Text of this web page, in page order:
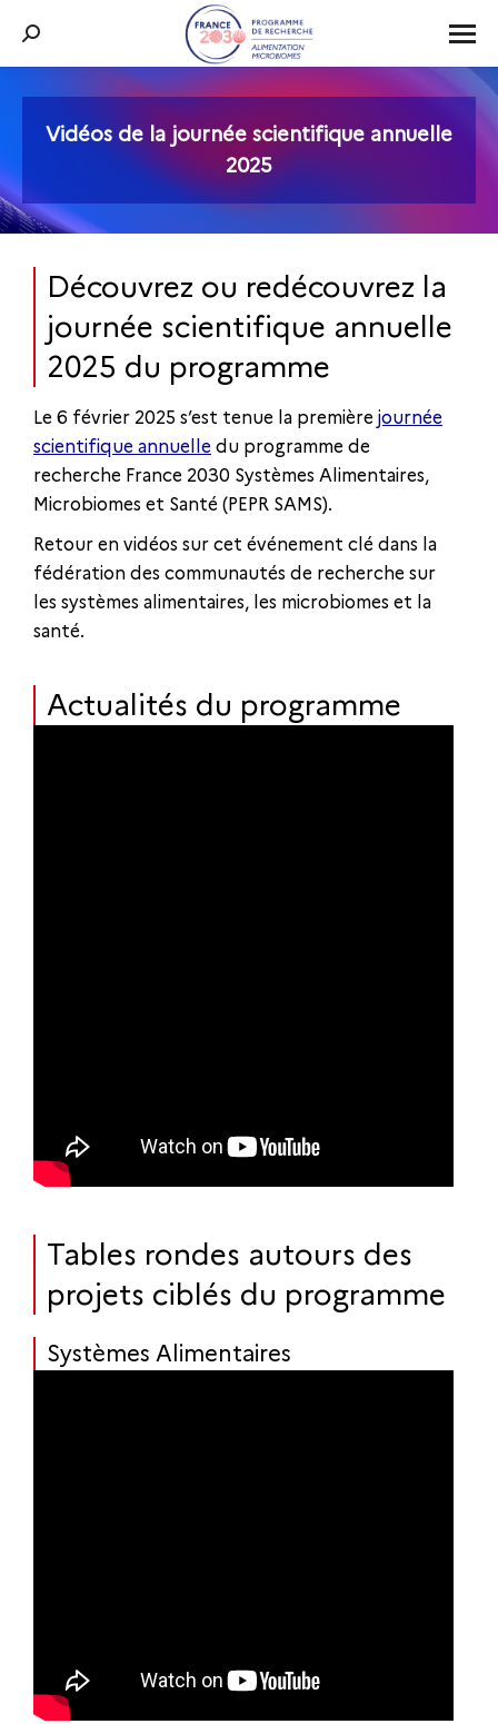
Recherche
:
Vidéos de la journée scientifique annuelle
2025
Découvrez ou redécouvrez la
journée scientifique annuelle
2025 du programme
Le 6 février 2025 s’est tenue la première journée
scientifique annuelle du programme de
recherche France 2030 Systèmes Alimentaires,
Microbiomes et Santé (PEPR SAMS).
Retour en vidéos sur cet événement clé dans la
fédération des communautés de recherche sur
les systèmes alimentaires, les microbiomes et la
santé.
Actualités du programme
Tables rondes autours des
projets ciblés du programme
Systèmes Alimentaires